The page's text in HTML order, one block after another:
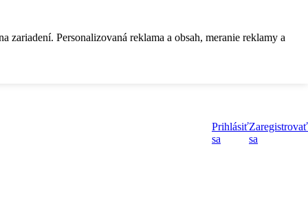
Personalizovaná reklama a obsah, meranie reklamy a
Prihlásiť
sa
Zaregistrovať
sa